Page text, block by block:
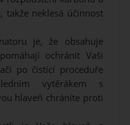
takže neklesá účinnost
je, že obsahuje
ochránit Vaši
po čistící proceduře
vytěrákem s
hlaveň chráníte proti